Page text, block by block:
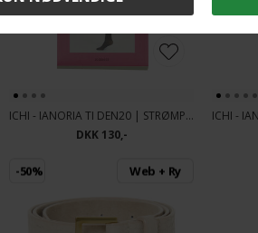
ICHI - IANORIA TI DEN20 | STRØMPEBUKS BLACK
DKK 130,-
-50% Web + Ry